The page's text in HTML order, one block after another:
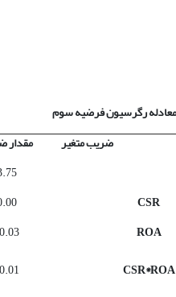
ضریب متغیر
مقدار
CSR
ROA
0.03-
CSR*ROA
0.01-